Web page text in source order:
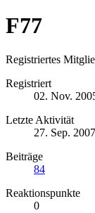
F77
Registriertes
Registriert
02. Nov.
Letzte Aktivität
27. Sep. 2007
Beiträge
84
Reaktionspunkte
0